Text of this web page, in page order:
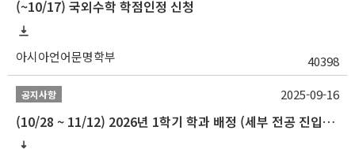
(~10/17) 국외수학 학점인정 신청
아시아언어문명학부 40398
공지사항
(10/28 ~ 11/12) 2026년 1학기 학과 배정 (세부 전공 진입) 안내
2025-09-16